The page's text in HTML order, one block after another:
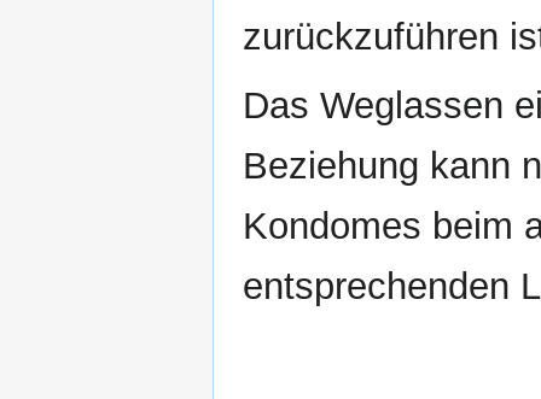
zurückzuführen
Das Weglassen
Beziehung kann
Kondomes beim
entsprechenden